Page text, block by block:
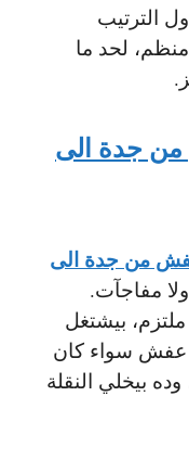
الترتيب
لحد ما
جدة الى
من جدة الى
مفاجآت.
بيشتغل
عفش سواء كان
بيخلي النقلة